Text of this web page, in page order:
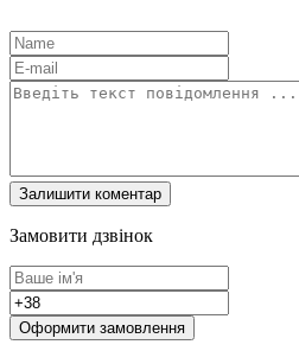
Замовити дзвінок
Оформити замовлення